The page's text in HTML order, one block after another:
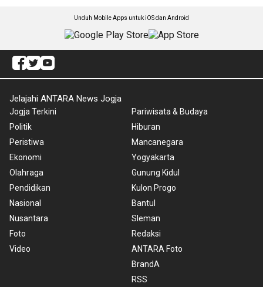
Unduh Mobile Apps untuk iOS dan Android
Jelajahi ANTARA News Jogja
Jogja Terkini
Politik
Peristiwa
Ekonomi
Olahraga
Pendidikan
Nasional
Nusantara
Foto
Video
Pariwisata & Budaya
Hiburan
Mancanegara
Yogyakarta
Gunung Kidul
Kulon Progo
Bantul
Sleman
Redaksi
ANTARA Foto
BrandA
RSS